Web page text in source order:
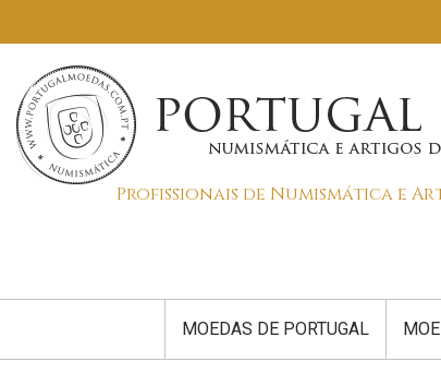
Profissionais de Numismática e
MOEDAS DE PORTUGAL